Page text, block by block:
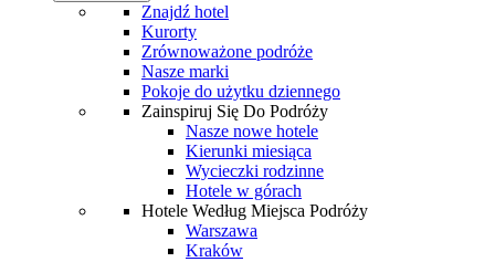
Znajdź hotel
Kurorty
Zrównoważone podróże
Nasze marki
Pokoje do użytku dziennego
Zainspiruj Się Do Podróży
Nasze nowe hotele
Kierunki miesiąca
Wycieczki rodzinne
Hotele w górach
Hotele Według Miejsca Podróży
Warszawa
Kraków